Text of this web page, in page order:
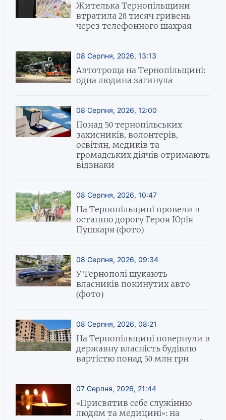
Жителька Тернопільщини
втратила 28 тисяч гривень
через телефонного шахрая
08 Серпня, 2026, 13:13
Автотроща на Тернопільщині:
одна людина загинула
08 Серпня, 2026, 12:00
Понад 50 тернопільських
захисників, волонтерів,
освітян, медиків та
громадських діячів отримають
відзнаки
08 Серпня, 2026, 10:47
На Тернопільщині провели в
останню дорогу Героя Юрія
Пушкаря (фото)
08 Серпня, 2026, 09:34
У Тернополі шукають
власників покинутих авто
(фото)
08 Серпня, 2026, 08:21
На Тернопільщині повернули в
державну власність будівлю
вартістю понад 50 млн грн
07 Серпня, 2026, 21:44
«Присвятив себе служінню
людям та медицині»: на